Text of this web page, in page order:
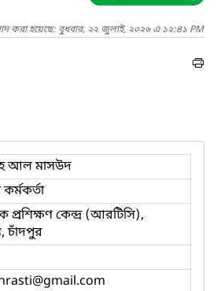
করা হয়েছে: বুধবার, ২২ জুলাই, ২০২৬ এ ১২:৪১ PM
আল মাসউদ
কেন্দ্র (আরটিসি),
চাঁদপুর
@gmail.com